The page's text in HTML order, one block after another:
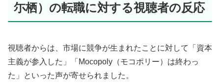
尓栖）の転職に対する視聴者の反応
視聴者からは、市場に競争が生まれたことに対して「資本
主義が参入した」「Mocopoly（モコポリー）は終わっ
た」といった声が寄せられました。